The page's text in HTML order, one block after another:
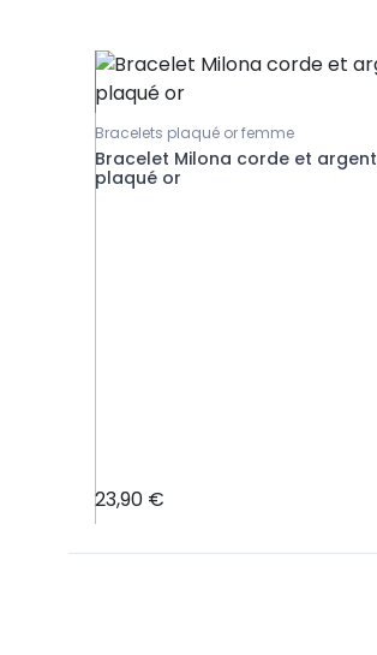
Bracelets plaqué or femme
Bracelet Milona corde et argent
plaqué or
23,90 €